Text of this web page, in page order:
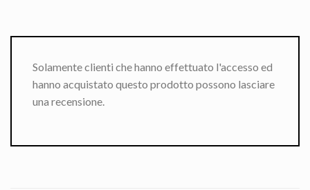
Solamente clienti che hanno effettuato l'accesso ed
hanno acquistato questo prodotto possono lasciare
una recensione.